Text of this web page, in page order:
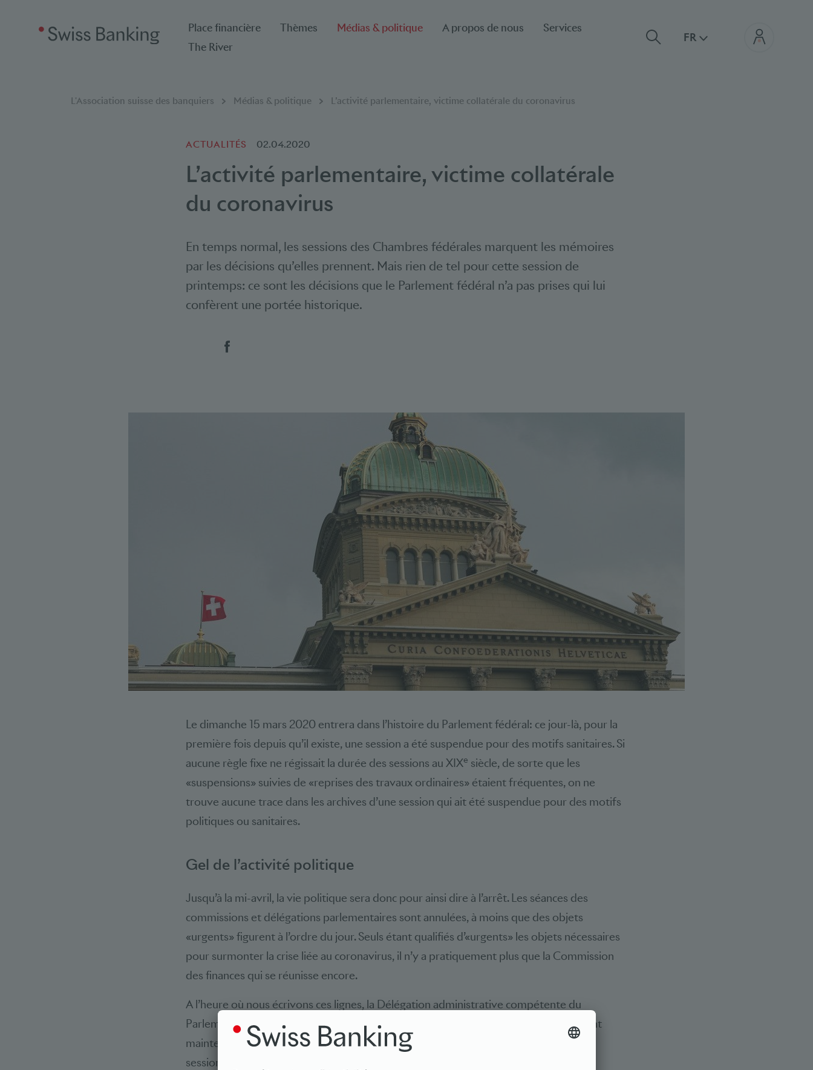
Place financière Thèmes Médias & politique A propos de nous
Services
The River
FR
Breadcrumb
Vous êtes ici:
L'Association suisse des banquiers Médias & politique L’activité parlementaire, victime collatérale du coronavirus
ACTUALITÉS 02.04.2020
L’activité parlementaire, victime collatérale
du coronavirus
En temps normal, les sessions des Chambres fédérales marquent les mémoires
par les décisions qu’elles prennent. Mais rien de tel pour cette session de
printemps: ce sont les décisions que le Parlement fédéral n’a pas prises qui lui
confèrent une portée historique.
Social Bookmarks
Le dimanche 15 mars 2020 entrera dans l’histoire du Parlement fédéral: ce jour-là, pour la
première fois depuis qu’il existe, une session a été suspendue pour des motifs sanitaires. Si
aucune règle fixe ne régissait la durée des sessions au XIXe siècle, de sorte que les
«suspensions» suivies de «reprises des travaux ordinaires» étaient fréquentes, on ne
trouve aucune trace dans les archives d’une session qui ait été suspendue pour des motifs
politiques ou sanitaires.
Gel de l’activité politique
Jusqu’à la mi-avril, la vie politique sera donc pour ainsi dire à l’arrêt. Les séances des
commissions et délégations parlementaires sont annulées, à moins que des objets
«urgents» figurent à l’ordre du jour. Seuls étant qualifiés d’«urgents» les objets nécessaires
pour surmonter la crise liée au coronavirus, il n’y a pratiquement plus que la Commission
des finances qui se réunisse encore.
A l’heure où nous écrivons ces lignes, la Délégation administrative compétente du
Parlement ainsi que les bureaux du Conseil national et du Conseil des Etats entendent
maintenir les dates fixées pour la session extraordinaire, début mai, ainsi que pour la
session d’été qui s’ouvrira début juin. Les objets qui n’ont pu être traités avant la